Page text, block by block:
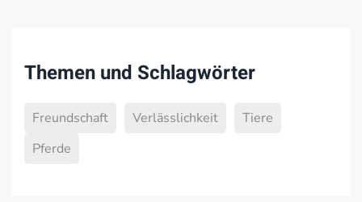
Themen und Schlagwörter
Freundschaft Verlässlichkeit
Tiere
Pferde